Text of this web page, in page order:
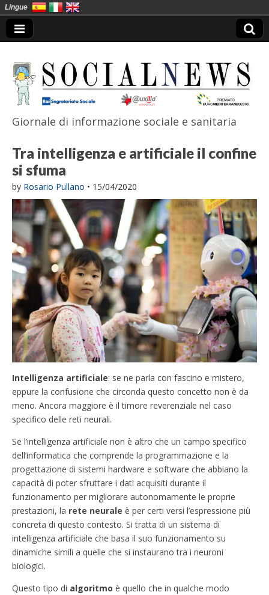
SocialNews
Giornale di informazione sociale e sanitaria
Tra intelligenza e artificiale il confine
si sfuma
by Rosario Pullano • 15/04/2020
Intelligenza artificiale: se ne parla con fascino e mistero,
eppure la confusione che circonda questo concetto non è da
meno. Ancora maggiore è il timore reverenziale nel caso
specifico delle reti neurali.
Se l’intelligenza artificiale non è altro che un campo specifico
dell’informatica che comprende la programmazione e la
progettazione di sistemi hardware e software che abbiano la
capacità di poter sfruttare i dati acquisiti durante il
funzionamento per migliorare autonomamente le proprie
prestazioni, la rete neurale è per certi versi l’espressione più
concreta di questo contesto. Si tratta di un sistema di
intelligenza artificiale che basa il suo funzionamento su
dinamiche simili a quelle che si instaurano tra i neuroni
biologici.
Questo tipo di algoritmo è quello che in qualche modo
Lingue